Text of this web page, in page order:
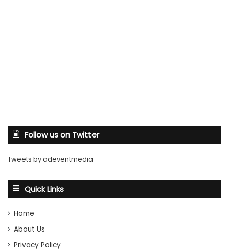
Follow us on Twitter
Tweets by adeventmedia
Quick Links
Home
About Us
Privacy Policy